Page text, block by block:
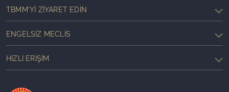
TBMM'YI ZIYARET EDIN
ENGELSIZ MECLIS
HIZLI ERIŞIM